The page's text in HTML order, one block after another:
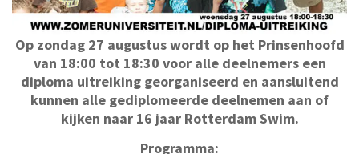
Op zondag 27 augustus wordt op het Prinsenhoofd
van 18:00 tot 18:30 voor alle deelnemers een
diploma uitreiking georganiseerd en aansluitend
kunnen alle gediplomeerde deelnemen aan of
kijken naar 16 jaar Rotterdam Swim.
Programma: